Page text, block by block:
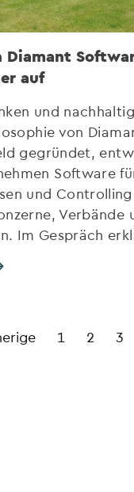
Diamant
auf
und
von
gegründet,
Software
und
Verbände
Im Gespräch
1 2 3